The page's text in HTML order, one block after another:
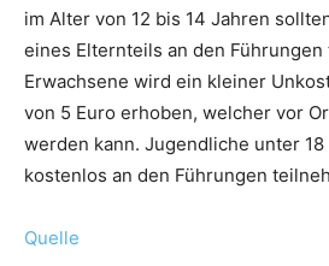
im Alter von 12 bis 14 Jahren
eines Elternteils an den
Erwachsene wird ein kleiner
von 5 Euro erhoben, welcher vor
werden kann. Jugendliche unter
kostenlos an den Führungen
Quelle